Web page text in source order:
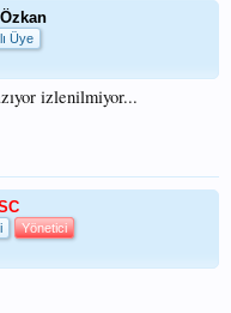
Üye
izlenilmiyor...
Yönetici